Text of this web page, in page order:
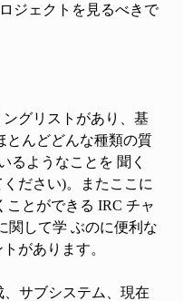
ジェクトを見るべきで
グリストがあり、基
とんどどんな種類の質
るようなことを 聞く
ださい)。またここに
ことができる IRC チャ
関して学 ぶのに便利な
があります。
サブシステム、現在